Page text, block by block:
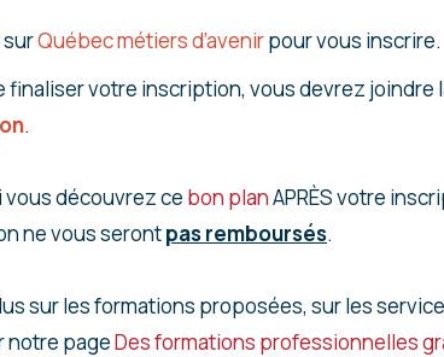
Québec métiers d’avenirpour vous inscrire.
finaliser votre inscription, vous devrez joindre
.
vous découvrez ce bon planAPRÈS votre
ne vous serontpas remboursés.
sur les formations proposées, sur les
notre pageDes formations professionnelles